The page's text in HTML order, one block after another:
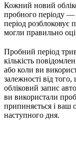
Кожний новий
пробного періоду —
період розблоковує
могли правильно
Пробний період
кількість
або коли ви
залежності від
обліковий запис
ви використали
припиняється і ваш
наступного дня.